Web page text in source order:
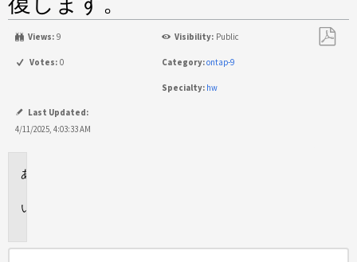
Views: 9 Visibility: Public
Votes: 0 Category:ontap-9
Specialty: hw
Last Updated:
4/11/2025, 4:03:33 AM